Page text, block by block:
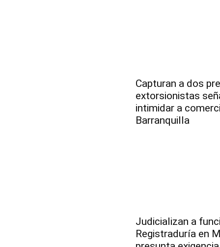
Capturan a dos
extorsionistas
intimidar a
Barranquilla
Judicializan a
Registraduría en